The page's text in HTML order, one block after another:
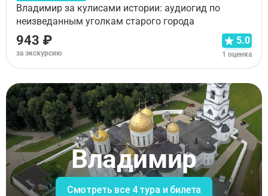
Владимир за кулисами истории: аудиогид по
неизведанным уголкам старого города
943 ₽
за экскурсию
5.0
1 оценка
Владимир
Смотреть все 4 тура и билета